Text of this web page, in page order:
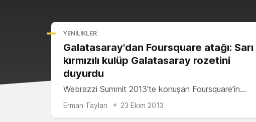
YENILIKLER
Galatasaray'dan Foursquare atağı: Sarı
kırmızılı kulüp Galatasaray rozetini
duyurdu
Webrazzi Summit 2013'te konuşan Foursquare’in…
Erman Taylan 23 Ekim 2013